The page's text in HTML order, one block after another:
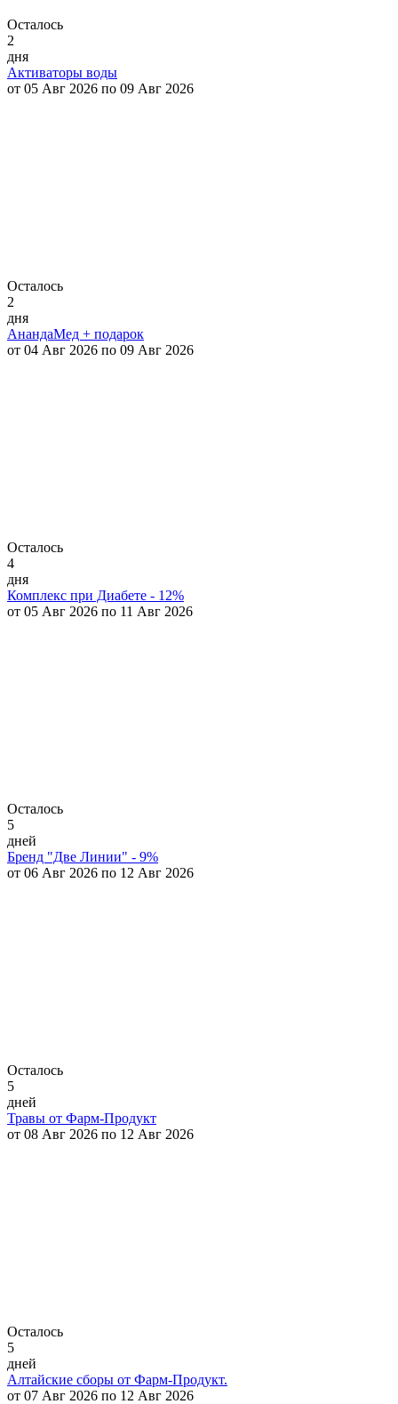
Осталось
2
дня
Активаторы воды
от 05 Авг 2026 по 09 Авг 2026
Осталось
2
дня
АнандаМед + подарок
от 04 Авг 2026 по 09 Авг 2026
Осталось
4
дня
Комплекс при Диабете - 12%
от 05 Авг 2026 по 11 Авг 2026
Осталось
5
дней
Бренд "Две Линии" - 9%
от 06 Авг 2026 по 12 Авг 2026
Осталось
5
дней
Травы от Фарм-Продукт
от 08 Авг 2026 по 12 Авг 2026
Осталось
5
дней
Алтайские сборы от Фарм-Продукт.
от 07 Авг 2026 по 12 Авг 2026